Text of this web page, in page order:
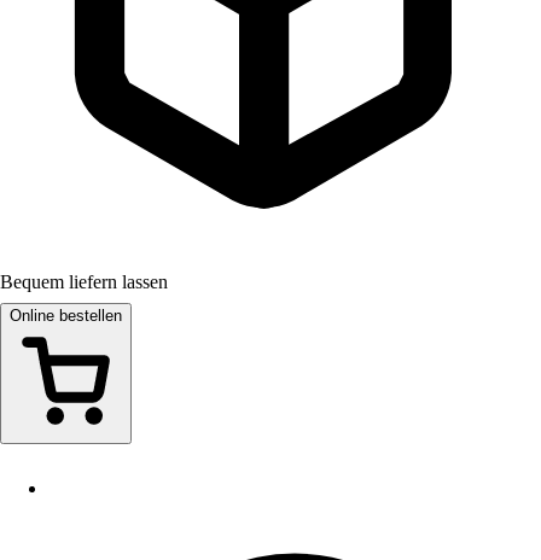
Bequem liefern lassen
Online bestellen